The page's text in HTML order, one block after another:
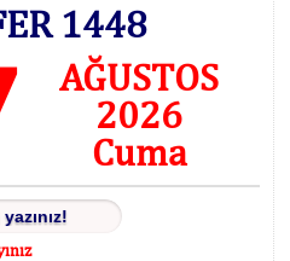
1448
AĞUSTOS
2026
Cuma